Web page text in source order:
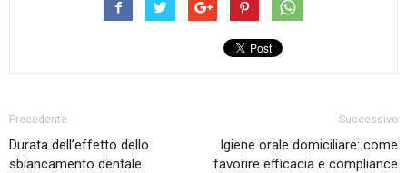
Precedente
Durata dell’effetto dello
sbiancamento dentale
Successivo
Igiene orale domiciliare: come
favorire efficacia e compliance